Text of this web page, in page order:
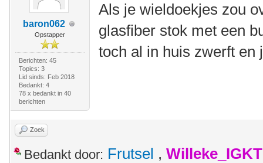
baron062
Opstapper
Berichten: 45
Topics: 3
Lid sinds: Feb 2018
Bedankt: 4
78 x bedankt in 40
berichten
Als je wieldoekjes zou
glasfiber stok met een
toch al in huis zwerft en
Zoek
Bedankt door: Frutsel , Willeke_IGKT